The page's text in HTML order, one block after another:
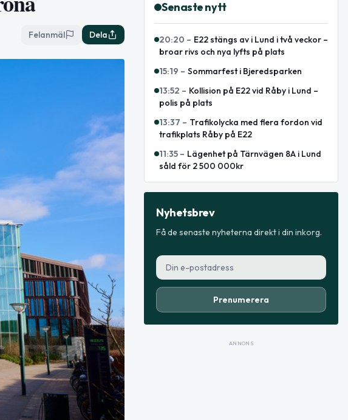
Felanmäl Dela
Senaste nytt
20:20 – E22 stängs av i Lund i två veckor –
broar rivs och nya lyfts på plats
15:19 – Sommarfest i Bjeredsparken
13:52 – Kollision på E22 vid Råby i Lund –
polis på plats
13:37 – Trafikolycka med flera fordon vid
trafikplats Råby på E22
11:35 – Lägenhet på Tärnvägen 8A i Lund
såld för 2 500 000kr
Nyhetsbrev
Få de senaste nyheterna direkt i din inkorg.
Prenumerera
ANNONS